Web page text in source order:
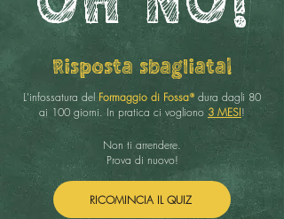
Risposta sbagliata!
L'infossatura del Formaggio di Fossa® dura dagli 80
ai 100 giorni. In pratica ci vogliono3 MESI!
Non ti arrendere.
Prova di nuovo!
RICOMINCIA IL QUIZ